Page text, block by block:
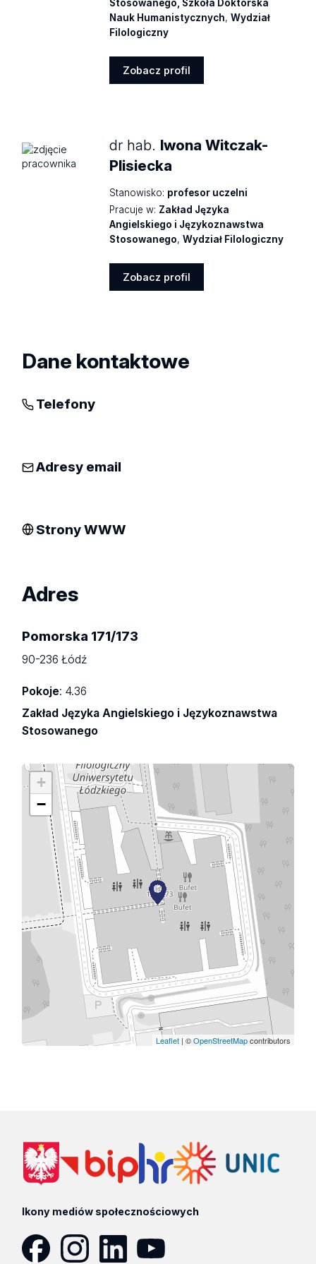
Stosowanego, Szkoła Doktorska
Nauk Humanistycznych,Wydział
Filologiczny
Zobacz profil
dr hab. Iwona Witczak-
Plisiecka
Stanowisko: profesor uczelni
Pracuje w: Zakład Języka
Angielskiego i Językoznawstwa
Stosowanego,Wydział Filologiczny
Zobacz profil
Dane kontaktowe
Telefony
Adresy email
Strony WWW
Adres
Pomorska 171/173
90-236 Łódź
Pokoje: 4.36
Zakład Języka Angielskiego i Językoznawstwa
Stosowanego
+
−
Leaflet| ©OpenStreetMapcontributors
Ikony mediów społecznościowych